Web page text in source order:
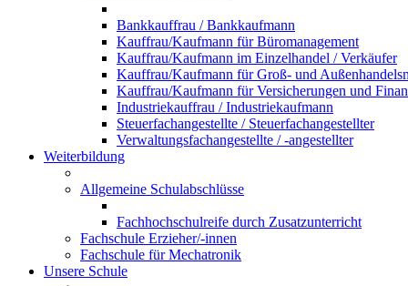
Bankkauffrau / Bankkaufmann
Kauffrau/Kaufmann für Büromanagement
Kauffrau/Kaufmann im Einzelhandel / Verkäufer
Kauffrau/Kaufmann für Groß- und
Kauffrau/Kaufmann für Versicherungen und
Industriekauffrau / Industriekaufmann
Steuerfachangestellte / Steuerfachangestellter
Verwaltungsfachangestellte / -angestellter
Weiterbildung
Allgemeine Schulabschlüsse
Fachhochschulreife durch Zusatzunterricht
Fachschule Erzieher/-innen
Fachschule für Mechatronik
Unsere Schule